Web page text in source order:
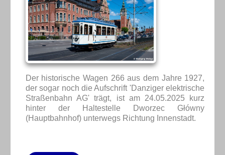
Der historische Wagen 266 aus dem Jahre 1927,
der sogar noch die Aufschrift 'Danziger elektrische
Straßenbahn AG' trägt, ist am 24.05.2025 kurz
hinter der Haltestelle Dworzec Główny
(Hauptbahnhof) unterwegs Richtung Innenstadt.